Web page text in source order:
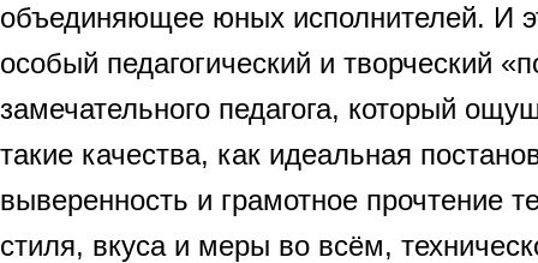
объединяющее юных исполнителей. И
особый педагогический и творческий
замечательного педагога, который
такие качества, как идеальная
выверенность и грамотное прочтение
стиля, вкуса и меры во всём,